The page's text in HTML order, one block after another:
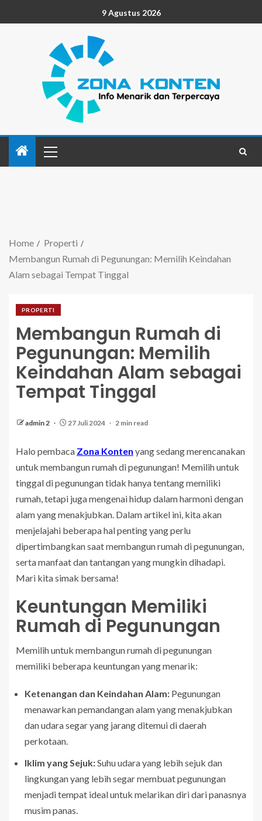
9 Agustus 2026
Home
Properti
Membangun Rumah di Pegunungan: Memilih Keindahan
Alam sebagai Tempat Tinggal
PROPERTI
Membangun Rumah di
Pegunungan: Memilih
Keindahan Alam sebagai
Tempat Tinggal
admin 2 27 Juli 2024 2 min read
Halo pembaca Zona Konten yang sedang merencanakan
untuk membangun rumah di pegunungan! Memilih untuk
tinggal di pegunungan tidak hanya tentang memiliki
rumah, tetapi juga mengenai hidup dalam harmoni dengan
alam yang menakjubkan. Dalam artikel ini, kita akan
menjelajahi beberapa hal penting yang perlu
dipertimbangkan saat membangun rumah di pegunungan,
serta manfaat dan tantangan yang mungkin dihadapi.
Mari kita simak bersama!
Keuntungan Memiliki
Rumah di Pegunungan
Memilih untuk membangun rumah di pegunungan
memiliki beberapa keuntungan yang menarik:
Ketenangan dan Keindahan Alam: Pegunungan
menawarkan pemandangan alam yang menakjubkan
dan udara segar yang jarang ditemui di daerah
perkotaan.
Iklim yang Sejuk:Suhu udara yang lebih sejuk dan
lingkungan yang lebih segar membuat pegunungan
menjadi tempat ideal untuk melarikan diri dari panasnya
musim panas.